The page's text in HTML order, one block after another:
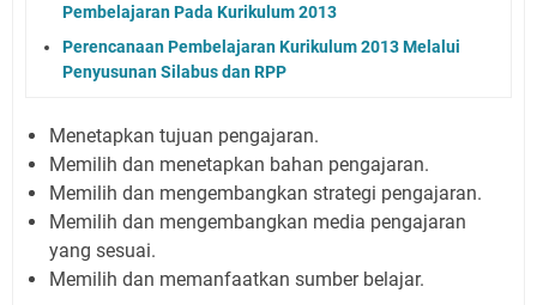
Pembelajaran Pada Kurikulum 2013
Perencanaan Pembelajaran Kurikulum 2013 Melalui
Penyusunan Silabus dan RPP
Menetapkan tujuan pengajaran.
Memilih dan menetapkan bahan pengajaran.
Memilih dan mengembangkan strategi pengajaran.
Memilih dan mengembangkan media pengajaran
yang sesuai.
Memilih dan memanfaatkan sumber belajar.